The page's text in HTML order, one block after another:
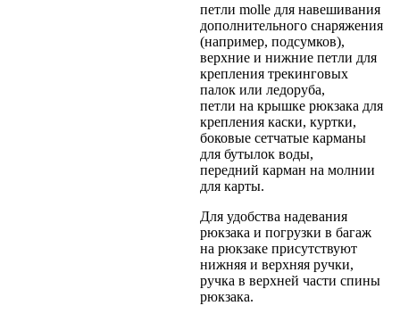
петли molle для навешивания
дополнительного снаряжения
(например, подсумков),
верхние и нижние петли для
крепления трекинговых
палок или ледоруба,
петли на крышке рюкзака для
крепления каски, куртки,
боковые сетчатые карманы
для бутылок воды,
передний карман на молнии
для карты.
Для удобства надевания
рюкзака и погрузки в багаж
на рюкзаке присутствуют
нижняя и верхняя ручки,
ручка в верхней части спины
рюкзака.